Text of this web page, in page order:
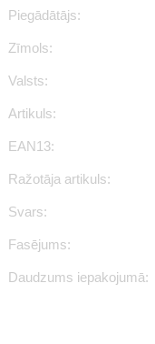
Piegādātājs:
Zīmols:
Valsts:
Artikuls:
EAN13:
Ražotāja artikuls:
Svars:
Fasējums:
Daudzums iepakojumā: